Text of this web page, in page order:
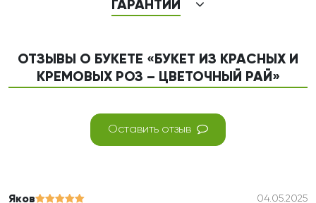
ГАРАНТИИ
ОТЗЫВЫ О БУКЕТЕ «БУКЕТ ИЗ КРАСНЫХ И
КРЕМОВЫХ РОЗ – ЦВЕТОЧНЫЙ РАЙ»
Оставить отзыв
Яков
04.05.2025